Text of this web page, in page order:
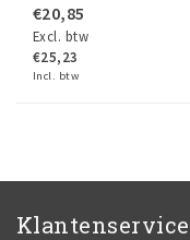
€20,85
Excl. btw
€25,23
Incl. btw
Klantenservice